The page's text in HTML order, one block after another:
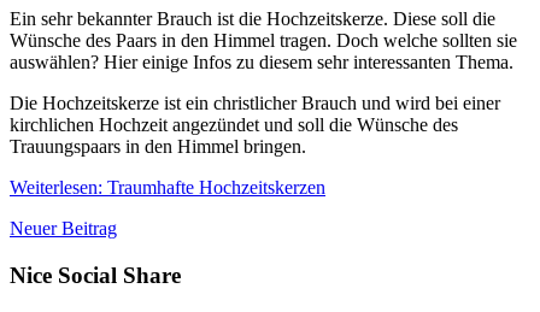
Ein sehr bekannter Brauch ist die Hochzeitskerze. Diese soll die
Wünsche des Paars in den Himmel tragen. Doch welche sollten sie
auswählen? Hier einige Infos zu diesem sehr interessanten Thema.
Die Hochzeitskerze ist ein christlicher Brauch und wird bei einer
kirchlichen Hochzeit angezündet und soll die Wünsche des
Trauungspaars in den Himmel bringen.
Weiterlesen: Traumhafte Hochzeitskerzen
Neuer Beitrag
Nice Social Share